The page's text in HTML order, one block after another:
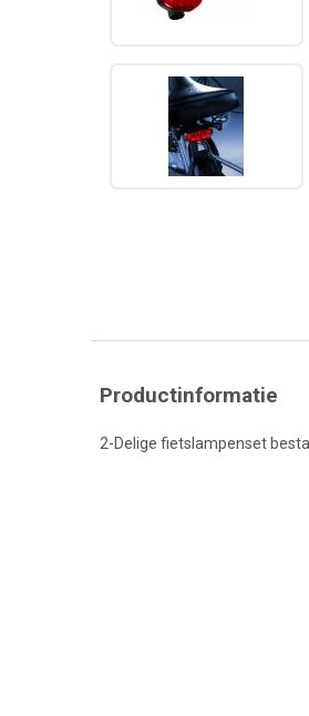
Productinformatie
2-Delige fietslampenset